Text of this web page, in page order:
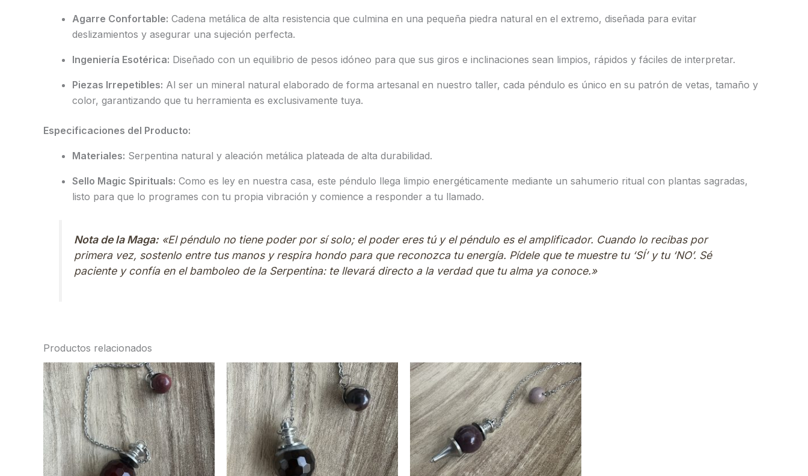
Agarre Confortable: Cadena metálica de alta resistencia que culmina en una pequeña piedra natural en el extremo, diseñada para evitar
deslizamientos y asegurar una sujeción perfecta.
Ingeniería Esotérica: Diseñado con un equilibrio de pesos idóneo para que sus giros e inclinaciones sean limpios, rápidos y fáciles de interpretar.
Piezas Irrepetibles: Al ser un mineral natural elaborado de forma artesanal en nuestro taller, cada péndulo es único en su patrón de vetas, tamaño y
color, garantizando que tu herramienta es exclusivamente tuya.
Especificaciones del Producto:
Materiales: Serpentina natural y aleación metálica plateada de alta durabilidad.
Sello Magic Spirituals: Como es ley en nuestra casa, este péndulo llega limpio energéticamente mediante un sahumerio ritual con plantas sagradas,
listo para que lo programes con tu propia vibración y comience a responder a tu llamado.
Nota de la Maga: «El péndulo no tiene poder por sí solo; el poder eres tú y el péndulo es el amplificador. Cuando lo recibas por
primera vez, sostenlo entre tus manos y respira hondo para que reconozca tu energía. Pídele que te muestre tu ‘SÍ’ y tu ‘NO’. Sé
paciente y confía en el bamboleo de la Serpentina: te llevará directo a la verdad que tu alma ya conoce.»
Productos relacionados